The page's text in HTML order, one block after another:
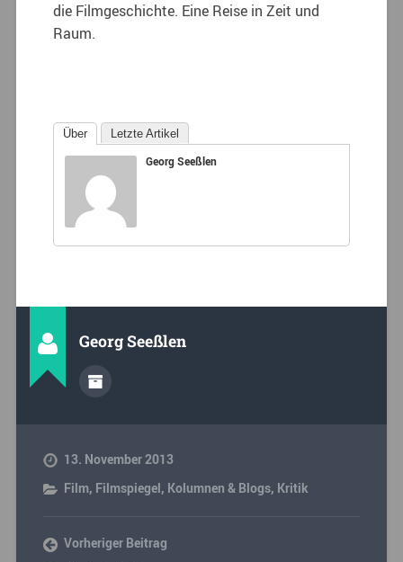
die Filmgeschichte. Eine Reise in Zeit und
Raum.
Über Letzte Artikel
Georg Seeßlen
Georg Seeßlen
13. November 2013
Film, Filmspiegel, Kolumnen & Blogs, Kritik
Vorheriger Beitrag